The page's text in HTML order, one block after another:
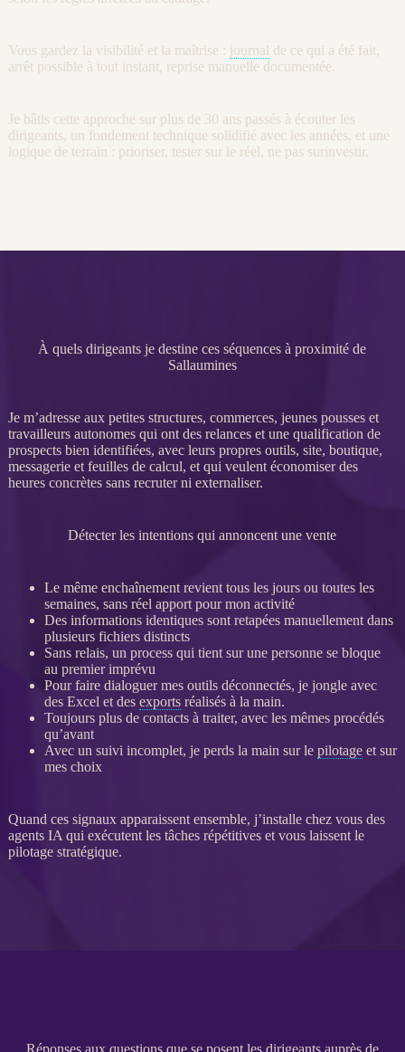
Vous gardez la visibilité et la maîtrise : journal de ce qui a été fait,
arrêt possible à tout instant, reprise manuelle documentée.
Je bâtis cette approche sur plus de 30 ans passés à écouter les
dirigeants, un fondement technique solidifié avec les années, et une
logique de terrain : prioriser, tester sur le réel, ne pas surinvestir.
À quels dirigeants je destine ces séquences à proximité de
Sallaumines
Je m’adresse aux petites structures, commerces, jeunes pousses et
travailleurs autonomes qui ont des relanceset une qualification de
prospectsbien identifiées, avec leurs propres outils, site, boutique,
messagerie et feuilles de calcul, et qui veulent économiser des
heures concrètes sans recruter ni externaliser.
Détecter les intentions qui annoncent une vente
Le même enchaînement revient tous les jours ou toutes les
semaines, sans réel apport pour mon activité
Des informations identiques sont retapées manuellement dans
plusieurs fichiers distincts
Sans relais, un process qui tient sur une personne se bloque
au premier imprévu
Pour faire dialoguer mes outils déconnectés, je jongle avec
des Excel et des exportsréalisés à la main.
Toujours plus de contacts à traiter, avec les mêmes procédés
qu’avant
Avec un suivi incomplet, je perds la main sur le pilotageet sur
mes choix
Quand ces signaux apparaissent ensemble, j’installe chez vous des
agents IA qui exécutent les tâches répétitives et vous laissent le
pilotagestratégique.
Réponses aux questions que se posent les dirigeants auprès de